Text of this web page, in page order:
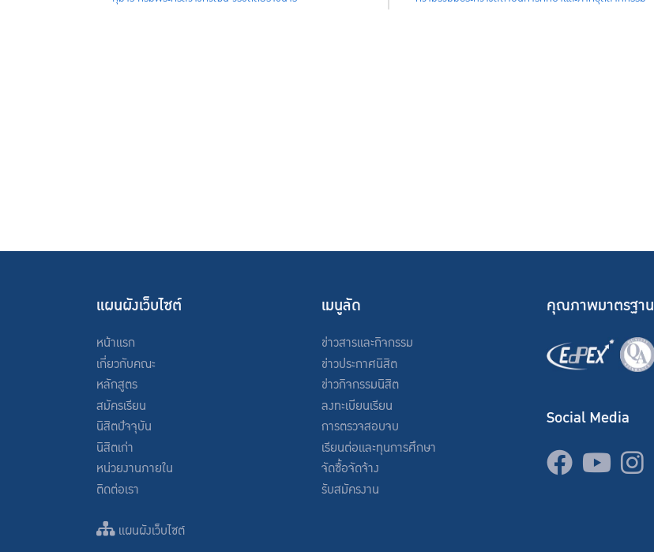
แผนผังเว็บไซต์
หน้าแรก
เกี่ยวกับคณะ
หลักสูตร
สมัครเรียน
นิสิตปัจจุบัน
นิสิตเก่า
หน่วยงานภายใน
ติดต่อเรา
แผนผังเว็บไซต์
เมนูลัด
ข่าวสารและกิจกรรม
ข่าวประกาศนิสิต
ข่าวกิจกรรมนิสิต
ลงทะเบียนเรียน
การตรวจสอบจบ
เรียนต่อและทุนการศึกษา
จัดซื้อจัดจ้าง
รับสมัครงาน
คุณภาพมาตรฐาน
Social Media